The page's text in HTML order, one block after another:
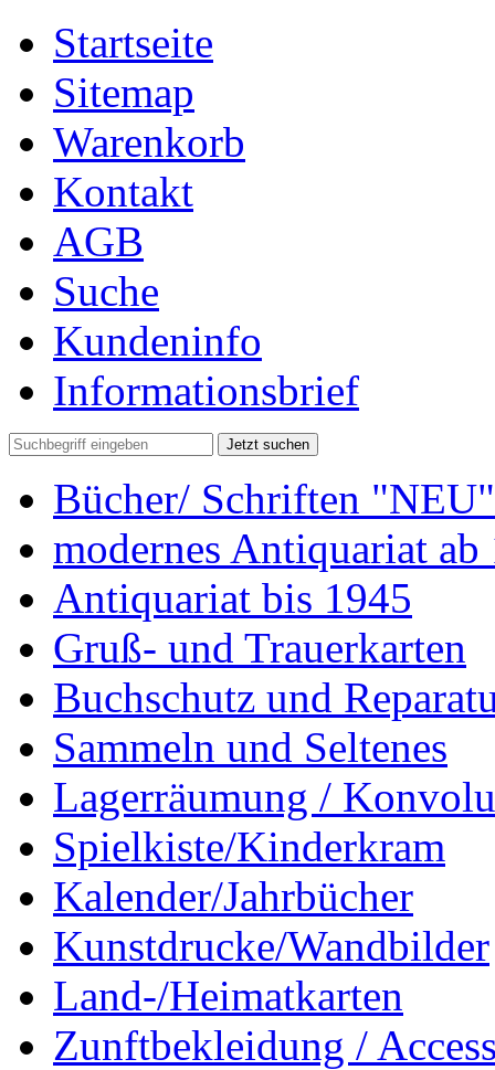
Startseite
Sitemap
Warenkorb
Kontakt
AGB
Suche
Kundeninfo
Informationsbrief
Jetzt suchen
Bücher/ Schriften "NEU"
modernes Antiquariat ab
Antiquariat bis 1945
Gruß- und Trauerkarten
Buchschutz und
Sammeln und Seltenes
Lagerräumung /
Spielkiste/Kinderkram
Kalender/Jahrbücher
Kunstdrucke/Wandbilder
Land-/Heimatkarten
Zunftbekleidung /